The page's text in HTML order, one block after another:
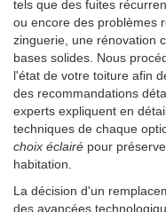
tels que des fuites
ou encore des problèmes
zinguerie, une rénovation
bases solides. Nous
l'état de votre toiture afin
des recommandations
experts expliquent en
techniques de chaque
choix éclairé pour
habitation.
La décision d'un
des avancées